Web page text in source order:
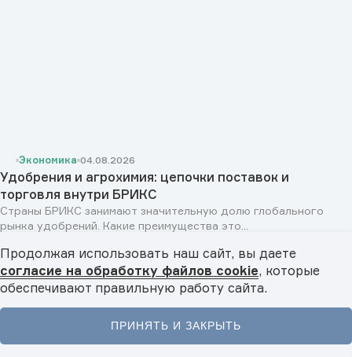
Главная Новости Видео Подкасты Меню
Экономика 04.08.2026
Удобрения и агрохимия: цепочки поставок и
торговля внутри БРИКС
Страны БРИКС занимают значительную долю глобального
рынка удобрений. Какие преимущества это...
Продолжая использовать наш сайт, вы даете
согласие на обработку файлов cookie, которые
обеспечивают правильную работу сайта.
ПРИНЯТЬ И ЗАКРЫТЬ